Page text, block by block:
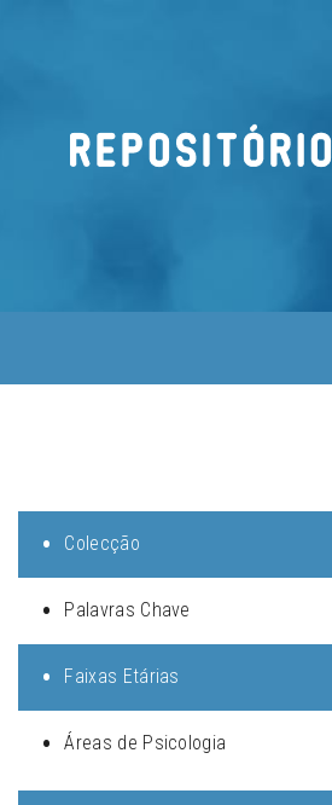
Colecção
Palavras Chave
Faixas Etárias
Áreas de Psicologia